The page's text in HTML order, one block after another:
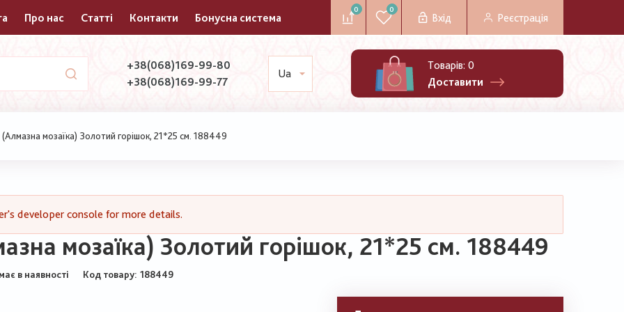
Про нас Статті Контакти Бонусна система
0 0
Вхід Реєстрація
+38(068)169-99-80
+38(068)169-99-77
Ua
Товарів: 0
Доставити
мозаїка) Золотий горішок, 21*25 см. 188449
developer console for more details.
мозаїка) Золотий горішок, 21*25 см. 188449
в наявності Код товару 188449